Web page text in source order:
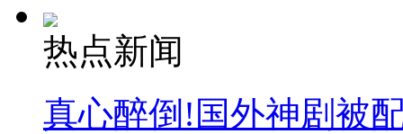
热点新闻
真心醉倒!国外神剧被